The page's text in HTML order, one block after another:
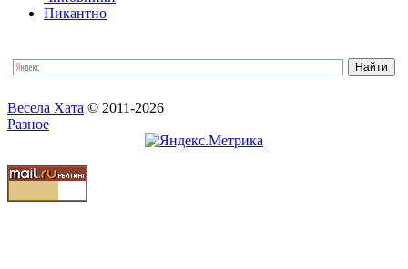
Пикантно
Весела Хата © 2011-2026
Разное